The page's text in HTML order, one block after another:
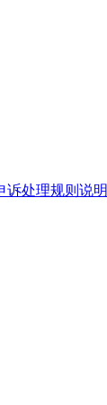
诉处理规则说明